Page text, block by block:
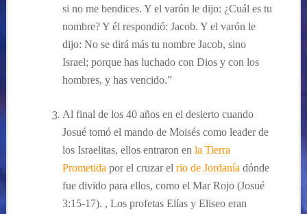
si no me bendices. Y el varón le dijo: ¿Cuál es tu
nombre? Y él respondió: Jacob. Y el varón le
dijo: No se dirá más tu nombre Jacob, sino
Israel; porque has luchado con Dios y con los
hombres, y has vencido.”
Al final delos 40 añosen el desierto cuando
Josuétomó el mando de Moisés como leader de
los Israelitas, ellos entraron en la Tierra
Prometida por el cruzar el rio de Jordanía dónde
fue divido para ellos, como el Mar Rojo (Josué
3:15-17). , Los profetas Elías y Eliseo eran